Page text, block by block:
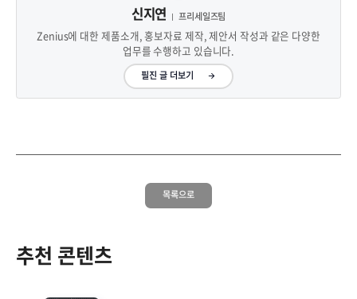
신지연 프리세일즈팀
Zenius에 대한 제품소개, 홍보자료 제작, 제안서 작성과 같은 다양한
업무를 수행하고 있습니다.
필진 글 더보기
목록으로
추천 콘텐츠